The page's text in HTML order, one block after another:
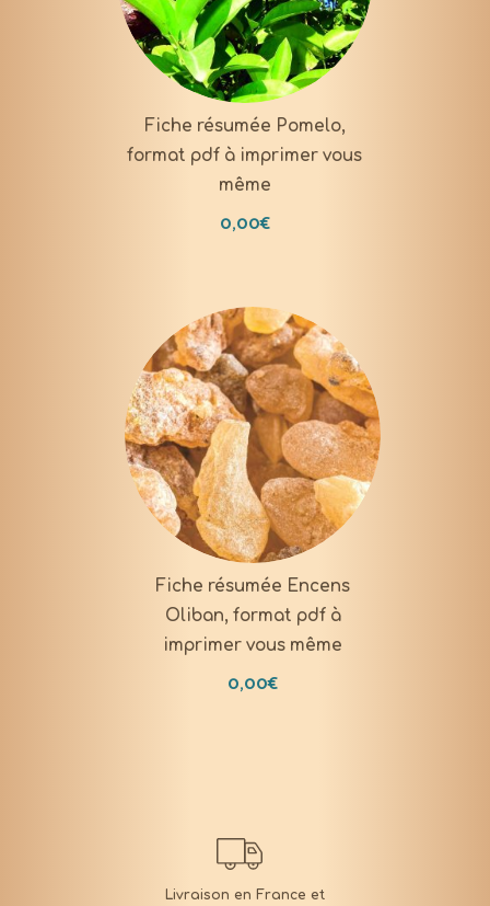
DOWNLOAD
Fiche résumée Pomelo,
format pdf à imprimer vous
même
0,00€
DOWNLOAD
Fiche résumée Encens
Oliban, format pdf à
imprimer vous même
0,00€